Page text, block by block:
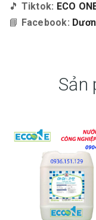
🎵 Tiktok: ECO
📘 Facebook:
Sản